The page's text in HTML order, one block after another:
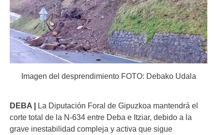
Imagen del desprendimiento FOTO: Debako Udala
DEBA |
La Diputación Foral de Gipuzkoa mantendrá el
corte total de la N-634 entre Deba e Itziar, debido a la
grave inestabilidad compleja y activa que sigue